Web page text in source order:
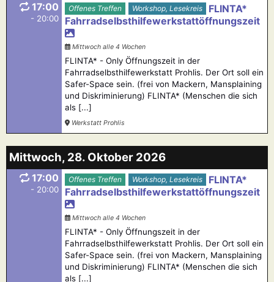
17:00
- 20:00
Offenes Treffen Workshop, Lesekreis
FLINTA*
Fahrradselbsthilfewerkstattöffnungszeit
Mittwoch alle 4 Wochen
FLINTA* - Only Öffnungszeit in der
Fahrradselbsthilfewerkstatt Prohlis. Der Ort soll ein
Safer-Space sein. (frei von Mackern, Mansplaining
und Diskriminierung) FLINTA* (Menschen die sich
als [...]
Werkstatt Prohlis
Mittwoch, 28. Oktober 2026
17:00
- 20:00
Offenes Treffen Workshop, Lesekreis
FLINTA*
Fahrradselbsthilfewerkstattöffnungszeit
Mittwoch alle 4 Wochen
FLINTA* - Only Öffnungszeit in der
Fahrradselbsthilfewerkstatt Prohlis. Der Ort soll ein
Safer-Space sein. (frei von Mackern, Mansplaining
und Diskriminierung) FLINTA* (Menschen die sich
als [...]